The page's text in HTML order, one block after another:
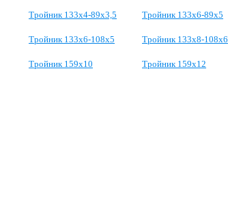
Тройник 133х4-89х3,5 Тройник 133х6-89х5
Тройник 133х6-108х5 Тройник 133х8-108х6
Тройник 159х10 Тройник 159х12